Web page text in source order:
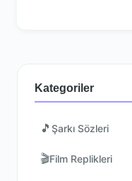
Kategoriler
🎵 Şarkı Sözleri
🎬Film Replikleri